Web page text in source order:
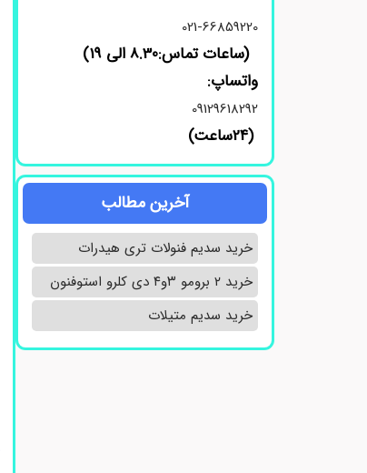
021-66859220
(ساعات تماس:8.30 الی 19)
واتساپ:
09129618292
(24ساعت)
آخرین مطالب
خرید سدیم فنولات تری هیدرات
خرید ۲ برومو ۳و۴ دی‌ کلرو استوفنون
خرید سدیم متیلات